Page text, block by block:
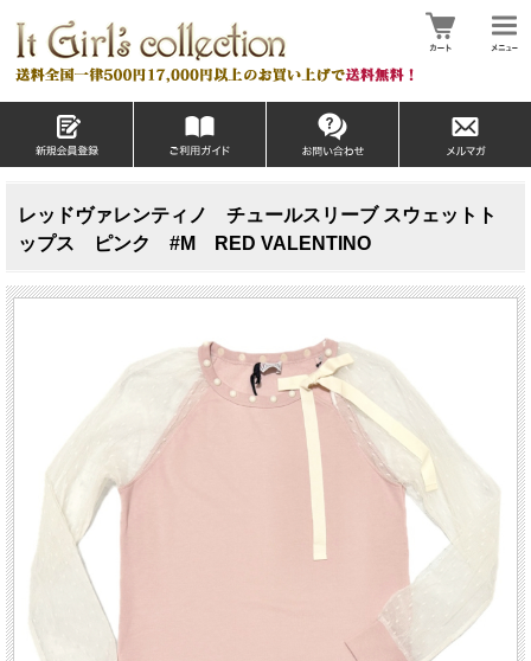
レッドヴァレンティノ チュールスリーブ スウェットト
ップス ピンク #M RED VALENTINO